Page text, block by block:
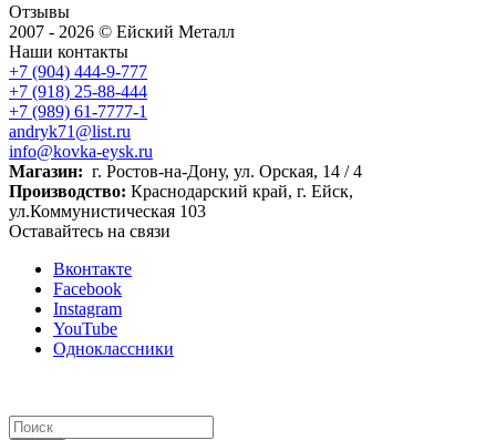
Отзывы
2007 - 2026 © Ейский Металл
Наши контакты
+7 (904) 444-9-777
+7 (918) 25-88-444
+7 (989) 61-7777-1
andryk71@list.ru
info@kovka-eysk.ru
Магазин: г. Ростов-на-Дону, ул. Орская, 14 / 4
Производство: Краснодарский край, г. Ейск,
ул.Коммунистическая 103
Оставайтесь на связи
Вконтакте
Facebook
Instagram
YouTube
Одноклассники